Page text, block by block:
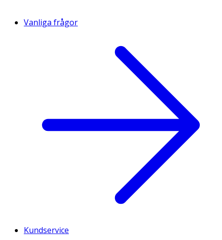
Vanliga frågor
Kundservice